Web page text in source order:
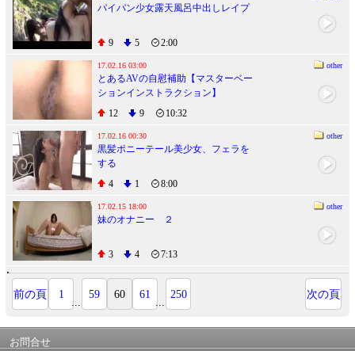
パイパン少女露天風呂中出しレイプ
9 5 2:00
17.02.16 03:00 other
とあるAVの自慰補助【マスターベー
ションインストラクション】
12
9 10:32
17.02.16 00:30 other
黒髪ポニーテール美少女、フェラを
する
4
1 8:00
17.02.15 18:00 other
妹のオナニー ２
3 4 7:13
前の頁 1
...
59 60 61
...
250 次の頁
お問合せ